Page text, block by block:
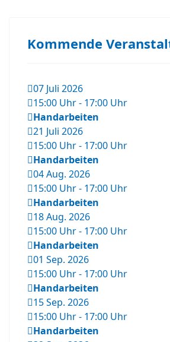
Kommende
07 Juli 2026
15:00 Uhr- 17:00 Uhr
Handarbeiten
21 Juli 2026
15:00 Uhr- 17:00 Uhr
Handarbeiten
04 Aug. 2026
15:00 Uhr- 17:00 Uhr
Handarbeiten
18 Aug. 2026
15:00 Uhr- 17:00 Uhr
Handarbeiten
01 Sep. 2026
15:00 Uhr- 17:00 Uhr
Handarbeiten
15 Sep. 2026
15:00 Uhr- 17:00 Uhr
Handarbeiten